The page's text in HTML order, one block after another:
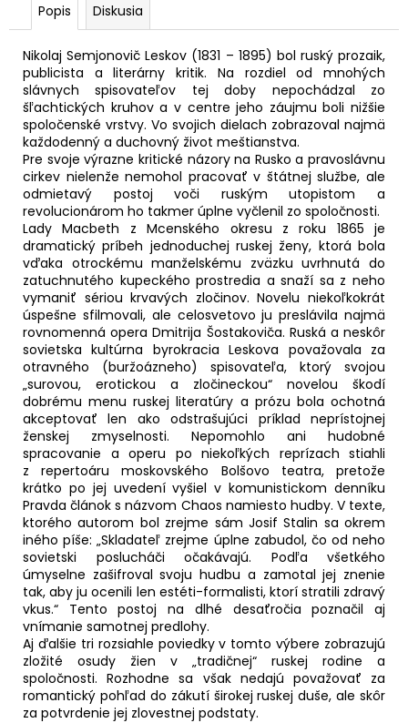
Popis Diskusia
Nikolaj Semjonovič Leskov (1831 – 1895) bol ruský prozaik,
publicista a literárny kritik. Na rozdiel od mnohých
slávnych spisovateľov tej doby nepochádzal zo
šľachtických kruhov a v centre jeho záujmu boli nižšie
spoločenské vrstvy. Vo svojich dielach zobrazoval najmä
každodenný a duchovný život meštianstva.
Pre svoje výrazne kritické názory na Rusko a pravoslávnu
cirkev nielenže nemohol pracovať v štátnej službe, ale
odmietavý postoj voči ruským utopistom a
revolucionárom ho takmer úplne vyčlenil zo spoločnosti.
Lady Macbeth z Mcenského okresu z roku 1865 je
dramatický príbeh jednoduchej ruskej ženy, ktorá bola
vďaka otrockému manželskému zväzku uvrhnutá do
zatuchnutého kupeckého prostredia a snaží sa z neho
vymaniť sériou krvavých zločinov. Novelu niekoľkokrát
úspešne sfilmovali, ale celosvetovo ju preslávila najmä
rovnomenná opera Dmitrija Šostakoviča. Ruská a neskôr
sovietska kultúrna byrokracia Leskova považovala za
otravného (buržoázneho) spisovateľa, ktorý svojou
„surovou, erotickou a zločineckou“ novelou škodí
dobrému menu ruskej literatúry a prózu bola ochotná
akceptovať len ako odstrašujúci príklad neprístojnej
ženskej zmyselnosti. Nepomohlo ani hudobné
spracovanie a operu po niekoľkých reprízach stiahli
z repertoáru moskovského Bolšovo teatra, pretože
krátko po jej uvedení vyšiel v komunistickom denníku
Pravda článok s názvom Chaos namiesto hudby. V texte,
ktorého autorom bol zrejme sám Josif Stalin sa okrem
iného píše: „Skladateľ zrejme úplne zabudol, čo od neho
sovietski poslucháči očakávajú. Podľa všetkého
úmyselne zašifroval svoju hudbu a zamotal jej znenie
tak, aby ju ocenili len estéti-formalisti, ktorí stratili zdravý
vkus.“ Tento postoj na dlhé desaťročia poznačil aj
vnímanie samotnej predlohy.
Aj ďalšie tri rozsiahle poviedky v tomto výbere zobrazujú
zložité osudy žien v „tradičnej“ ruskej rodine a
spoločnosti. Rozhodne sa však nedajú považovať za
romantický pohľad do zákutí širokej ruskej duše, ale skôr
za potvrdenie jej zlovestnej podstaty.
KEEFMAN
6,29
€
Pôvodne:
8,99
€